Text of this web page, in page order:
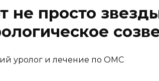
не просто